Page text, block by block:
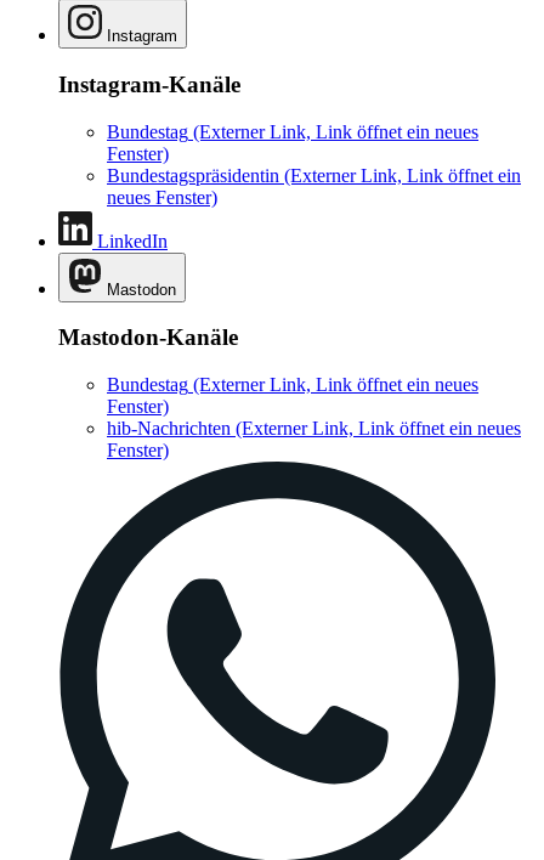
Instagram
Instagram-Kanäle
Bundestag (Externer Link, Link öffnet ein neues
Fenster)
Bundestagspräsidentin (Externer Link, Link öffnet ein
neues Fenster)
LinkedIn
Mastodon
Mastodon-Kanäle
Bundestag (Externer Link, Link öffnet ein neues
Fenster)
hib-Nachrichten (Externer Link, Link öffnet ein neues
Fenster)